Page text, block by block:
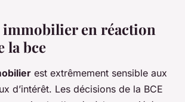
immobilier en réaction
la bce
est extrêmement sensible aux
d’intérêt. Les décisions de la BCE